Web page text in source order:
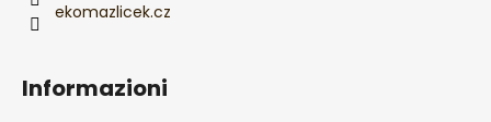
ekomazlicek.cz
Informazioni